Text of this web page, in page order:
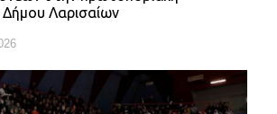
Λαρισαίων